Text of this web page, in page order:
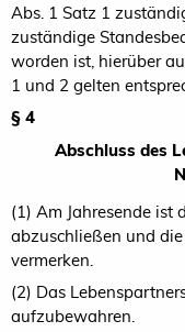
Abs. 1 Satz 1
zuständige
worden ist, hierüber
1 und 2 gelten
§ 4
Abschluss des
(1) Am Jahresende ist
abzuschließen und
vermerken.
(2) Das
aufzubewahren.